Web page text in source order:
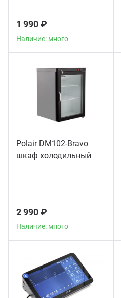
1 990 ₽
Наличие: много
Polair DM102-Bravo
шкаф холодильный
2 990 ₽
Наличие: много